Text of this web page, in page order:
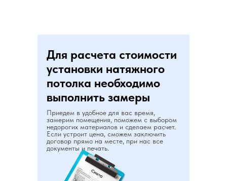
Для расчета стоимости
установки натяжного
потолка необходимо
выполнить замеры
Приедем в удобное для вас время,
замерим помещения, поможем с выбором
недорогих материалов и сделаем расчет.
Если устроит цена, сможем заключить
договор прямо на месте, при нас все
документы и печать.